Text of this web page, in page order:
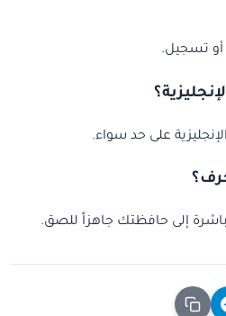
على حد سواء.
إلى حافظتك جاهزاً للصق.